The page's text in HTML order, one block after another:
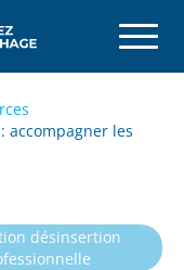
accompagner les
désinsertion